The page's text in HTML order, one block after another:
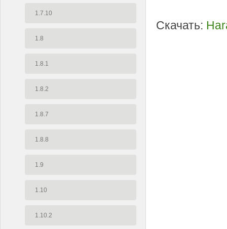
1.7.10
1.8
1.8.1
1.8.2
1.8.7
1.8.8
1.9
1.10
1.10.2
Скачать: